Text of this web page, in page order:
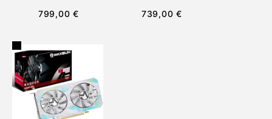
RAM Y 1TB
PARA EDICIÓN
DE VIDEOS Y
JUEGOS
LIGEROS
799,00 €
CON WIFI 6E Y
739,00 €